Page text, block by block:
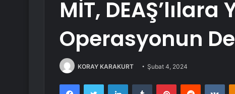
MİT, DEAŞ’lılara
Operasyonun
KORAY KARAKURT Şubat 4, 2024
FacebookTwitter LinkedInTumblr PinterestReddit